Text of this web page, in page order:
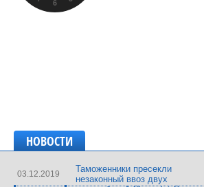
НОВОСТИ
03.12.2019
Таможенники пресекли
незаконный ввоз двух